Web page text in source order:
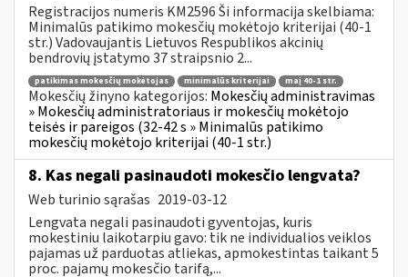
Registracijos numeris KM2596 Ši informacija skelbiama:
Minimalūs patikimo mokesčių mokėtojo kriterijai (40-1
str.) Vadovaujantis Lietuvos Respublikos akcinių
bendrovių įstatymo 37 straipsnio 2...
patikimas mokesčių mokėtojas minimalūs kriterijai maį 40-1 str.
Mokesčių žinyno kategorijos: Mokesčių administravimas
» Mokesčių administratoriaus ir mokesčių mokėtojo
teisės ir pareigos (32-42 s » Minimalūs patikimo
mokesčių mokėtojo kriterijai (40-1 str.)
8. Kas negali pasinaudoti mokesčio lengvata?
Web turinio sąrašas 2019-03-12
Lengvata negali pasinaudoti gyventojas, kuris
mokestiniu laikotarpiu gavo: tik ne individualios veiklos
pajamas už parduotas atliekas, apmokestintas taikant 5
proc. pajamų mokesčio tarifą,...